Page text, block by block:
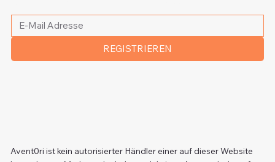
REGISTRIEREN
Avent0ri ist kein autorisierter Händler einer auf dieser Website